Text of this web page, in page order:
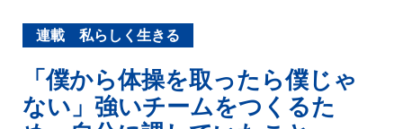
連載 私らしく生きる
「僕から体操を取ったら僕じゃ
ない」強いチームをつくるた